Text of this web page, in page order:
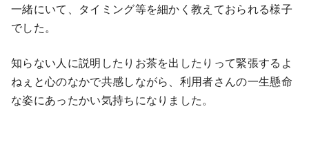
一緒にいて、タイミング等を細かく教えておられる様子
でした。
知らない人に説明したりお茶を出したりって緊張するよ
ねぇと心のなかで共感しながら、利用者さんの一生懸命
な姿にあったかい気持ちになりました。